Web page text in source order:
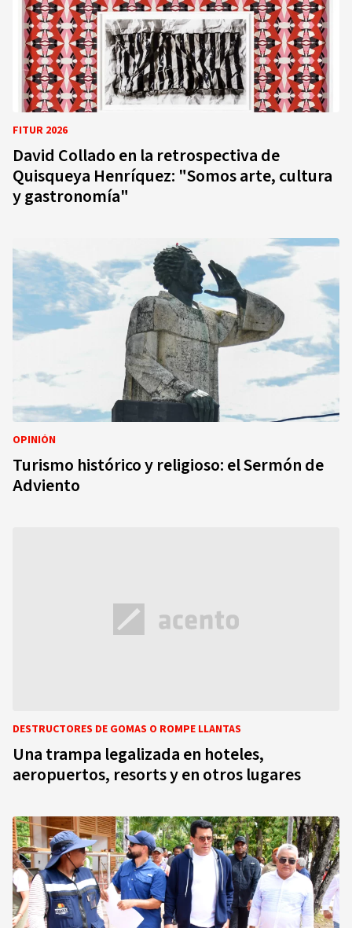
FITUR 2026
David Collado en la retrospectiva de
Quisqueya Henríquez: "Somos arte, cultura
y gastronomía"
OPINIÓN
Turismo histórico y religioso: el Sermón de
Adviento
DESTRUCTORES DE GOMAS O ROMPE LLANTAS
Una trampa legalizada en hoteles,
aeropuertos, resorts y en otros lugares